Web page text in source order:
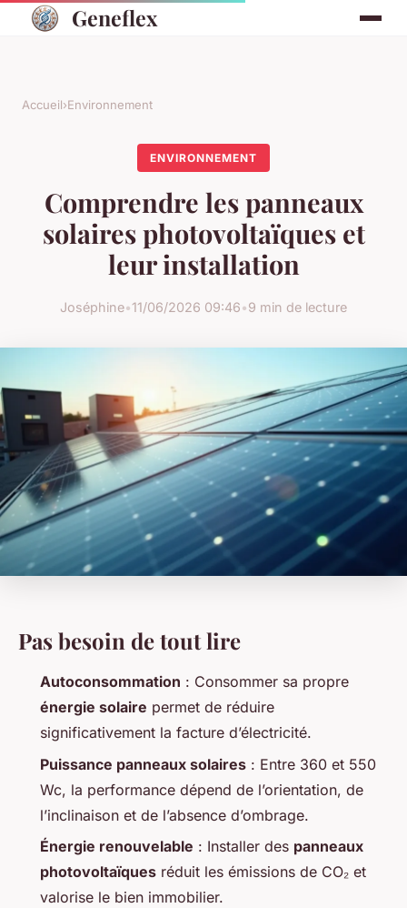
Geneflex
Accueil›Environnement
ENVIRONNEMENT
Comprendre les panneaux
solaires photovoltaïques et
leur installation
Joséphine•11/06/2026 09:46•9 min de lecture
Pas besoin de tout lire
Autoconsommation : Consommer sa propre
énergie solaire permet de réduire
significativement la facture d’électricité.
Puissance panneaux solaires : Entre 360 et 550
Wc, la performance dépend de l’orientation, de
l’inclinaison et de l’absence d’ombrage.
Énergie renouvelable : Installer des panneaux
photovoltaïques réduit les émissions de CO₂ et
valorise le bien immobilier.